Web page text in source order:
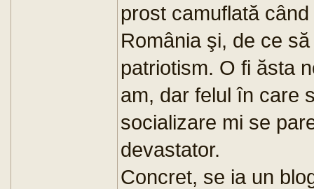
prost camuflată
România şi, de ce
patriotism. O fi ăsta
am, dar felul în care
socializare mi se
devastator.
Concret, se ia un